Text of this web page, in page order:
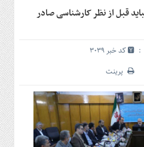
قبل از نظر کارشناسی صادر
:
کد خبر 3039
پرینت